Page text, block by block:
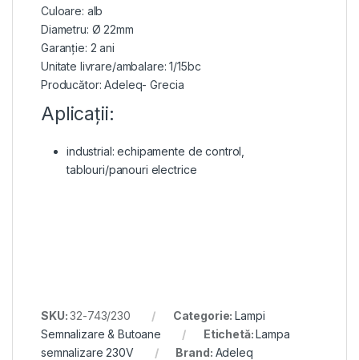
Culoare: alb
Diametru: Ø 22mm
Garanție: 2 ani
Unitate livrare/ambalare: 1/15bc
Producător: Adeleq- Grecia
Aplicații:
industrial: echipamente de control,
tablouri/panouri electrice
SKU:32-743/230 Categorie:Lampi
Semnalizare & Butoane
Etichetă:Lampa
semnalizare 230V
Brand: Adeleq